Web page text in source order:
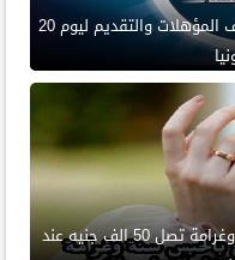
وظائف شركة العربى بالمحافظات لمختلف المؤهلات والتقديم ليوم 20
قانون جديد بمعاقبه الزوج بالحبس سنة وغرامة تصل 50 الف جنيه عند